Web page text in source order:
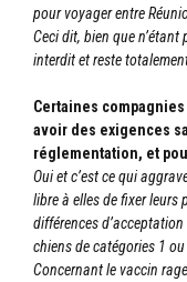
pour voyager entre
Ceci dit, bien que
interdit et reste
Certaines
avoir des exigences
réglementation, et
Oui et c’est ce qui
libre à elles de fixer leurs
différences
chiens de catégories 1
Concernant le vaccin